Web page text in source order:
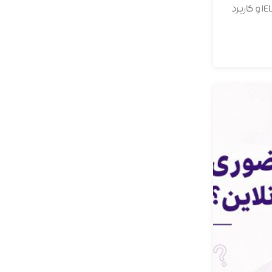
ساختار آزمون OET، مهارت‌ها، نمره‌دهی، تفاوت OET و IELTS و کاربرد